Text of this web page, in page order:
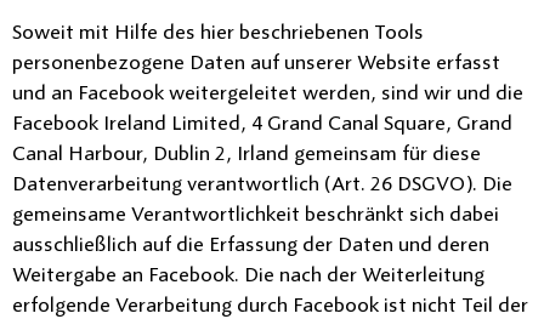
Soweit mit Hilfe des hier beschriebenen Tools
personenbezogene Daten auf unserer Website erfasst
und an Facebook weitergeleitet werden, sind wir und die
Facebook Ireland Limited, 4 Grand Canal Square, Grand
Canal Harbour, Dublin 2, Irland gemeinsam für diese
Datenverarbeitung verantwortlich (Art. 26 DSGVO). Die
gemeinsame Verantwortlichkeit beschränkt sich dabei
ausschließlich auf die Erfassung der Daten und deren
Weitergabe an Facebook. Die nach der Weiterleitung
erfolgende Verarbeitung durch Facebook ist nicht Teil der